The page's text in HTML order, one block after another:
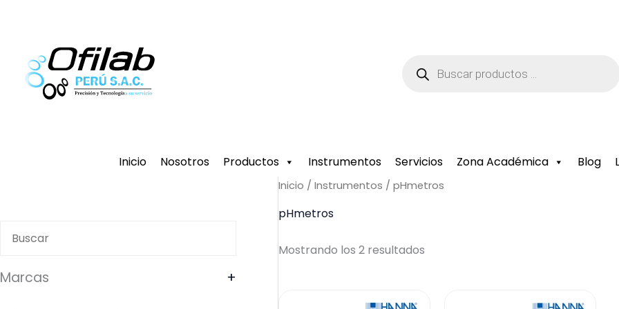
productos
Inicio Nosotros Productos Instrumentos Servicios Zona Académica Blog
Marcas +
Inicio /Instrumentos / pHmetros
pHmetros
Mostrando los 2 resultados